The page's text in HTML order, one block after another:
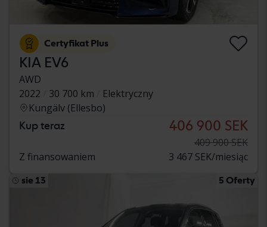
Certyfikat Plus
KIA EV6
AWD
2022
30 700 km
Elektryczny
Kungälv (Ellesbo)
Kup teraz 406 900 SEK
409 900 SEK
Z finansowaniem
3 467 SEK/miesiąc
sie 13 5 Oferty